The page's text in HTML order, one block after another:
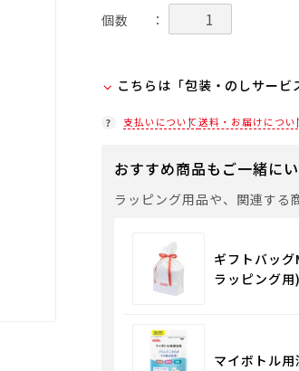
個数
：
こちらは「包装・のしサービ
弊社での包装・のしを希望
「包装・のしサービス」には
袋やギフトバッグを希望され
支払いについて送料・お届けについ
おすすめ商品もご一緒に
ラッピング用品や、関連する
ギフトバッ
ラッピング用)
マイボトル